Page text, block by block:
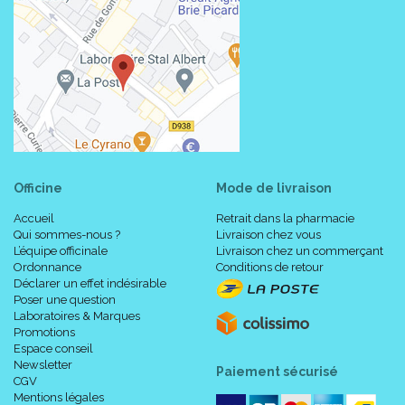
En raison de la présence de lactose, ce médicament est
déconseillé chez les patients présentant une intolérance au
galactose, un déficit en lactase de Lapp ou un syndrome de
malabsorption du glucose et du galactose (maladies
héréditaires rares).
1 tube-granules contient environ 70 à 80 granules.
Officine
Accueil
Qui sommes-nous ?
L’équipe officinale
Ordonnance
Déclarer un effet indésirable
Poser une question
Laboratoires & Marques
Promotions
Espace conseil
Newsletter
CGV
Mentions légales
Mode de livraison
Retrait dans la pharmacie
Livraison chez vous
Livraison chez un commerçant
Conditions de retour
Paiement sécurisé